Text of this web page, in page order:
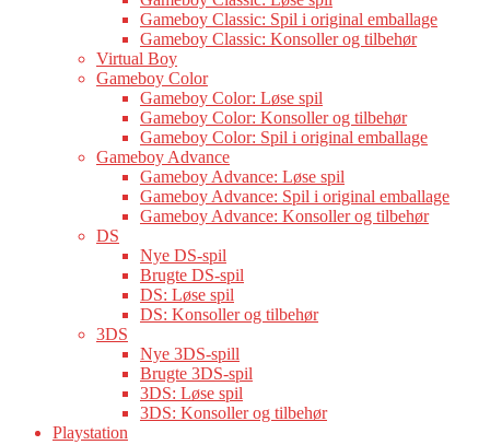
Gameboy Classic: Spil i original emballage
Gameboy Classic: Konsoller og tilbehør
Virtual Boy
Gameboy Color
Gameboy Color: Løse spil
Gameboy Color: Konsoller og tilbehør
Gameboy Color: Spil i original emballage
Gameboy Advance
Gameboy Advance: Løse spil
Gameboy Advance: Spil i original emballage
Gameboy Advance: Konsoller og tilbehør
DS
Nye DS-spil
Brugte DS-spil
DS: Løse spil
DS: Konsoller og tilbehør
3DS
Nye 3DS-spill
Brugte 3DS-spil
3DS: Løse spil
3DS: Konsoller og tilbehør
Playstation